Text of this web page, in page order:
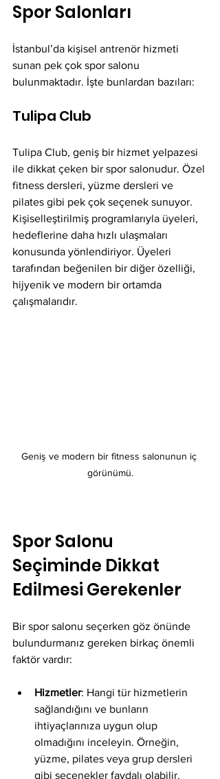
Spor Salonları
İstanbul’da kişisel antrenör hizmeti
sunan pek çok spor salonu
bulunmaktadır. İşte bunlardan bazıları:
Tulipa Club
Tulipa Club, geniş bir hizmet yelpazesi
ile dikkat çeken bir spor salonudur. Özel
fitness dersleri, yüzme dersleri ve
pilates gibi pek çok seçenek sunuyor.
Kişiselleştirilmiş programlarıyla üyeleri,
hedeflerine daha hızlı ulaşmaları
konusunda yönlendiriyor. Üyeleri
tarafından beğenilen bir diğer özelliği,
hijyenik ve modern bir ortamda
çalışmalarıdır.
Geniş ve modern bir fitness salonunun iç
görünümü.
Spor Salonu
Seçiminde Dikkat
Edilmesi Gerekenler
Bir spor salonu seçerken göz önünde
bulundurmanız gereken birkaç önemli
faktör vardır:
Hizmetler: Hangi tür hizmetlerin
sağlandığını ve bunların
ihtiyaçlarınıza uygun olup
olmadığını inceleyin. Örneğin,
yüzme, pilates veya grup dersleri
gibi seçenekler faydalı olabilir.